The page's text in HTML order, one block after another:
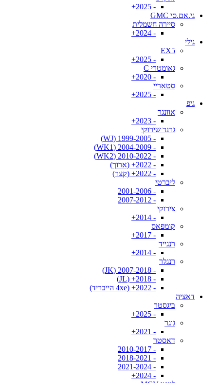
- 2025+
גי.אם.סי GMC
סיירה חשמלית
- 2024+
גילי
EX5
- 2025+
גאומטרי C
- 2020+
סטאריי
- 2025+
גיפ
אוונגר
- 2023+
גרנד שירוקי
- 1999-2005 (WJ)
- 2004-2009 (WK1)
- 2010-2022 (WK2)
- 2022+ (ארוך)
- 2022+ (קצר)
ליברטי
- 2001-2006
- 2007-2012
צירוקי
- 2014+
קומפאס
- 2017+
רנגייד
- 2014+
רנגלר
- 2007-2018 (JK)
- 2018+ (JL)
- 2022+ (4xe הייבריד)
דאציה
ביגסטר
- 2025+
גוגר
- 2021+
דאסטר
- 2010-2017
- 2018-2021
- 2021-2024
- 2024+